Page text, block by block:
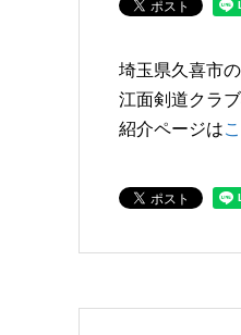
埼玉県久喜市
江面剣道クラ
紹介ページは